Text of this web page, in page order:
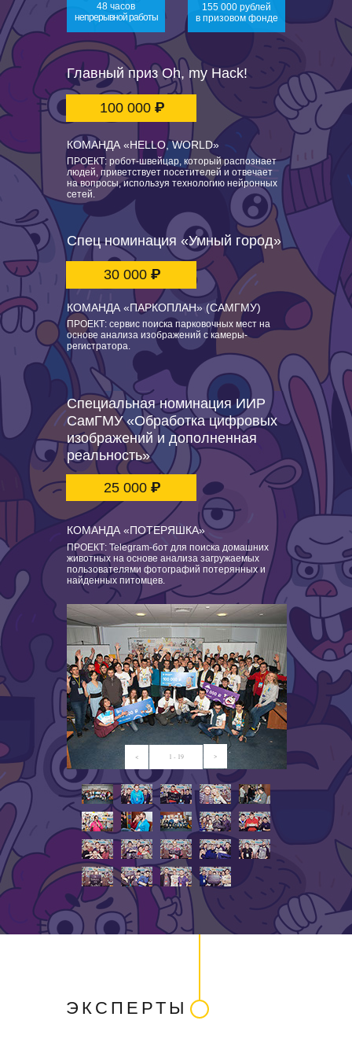
48 часов
непрерывной работы
155 000 рублей
в призовом фонде
Главный приз Oh, my Hack!
КОМАНДА «HELLO, WORLD»
ПРОЕКТ: робот-швейцар, который распознает
людей, приветствует посетителей и отвечает
на вопросы, используя технологию нейронных
сетей.
100 000 ₽
Спец номинация «Умный город»
КОМАНДА «ПАРКОПЛАН» (САМГМУ)
П РОЕКТ: сервис поиска парковочных мест на
основе анализа изображений с камеры-
регистратора.
30 000 ₽
Специальная номинация ИИР
СамГМУ«Обработка цифровых
изображений и дополненная
реальность»
КОМАНДА «ПОТЕРЯШКА»
ПРОЕКТ: Telegram-бот для поиска домашних
животных на основе анализа загружаемых
пользователями фотографий потерянных и
найденных питомцев.
25 000 ₽
ЭКСПЕРТЫ
1 - 19
< >